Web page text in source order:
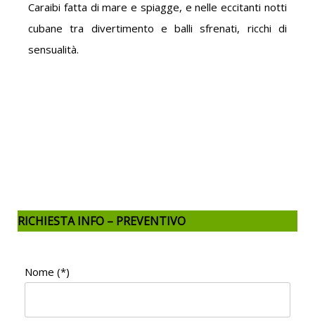
Caraibi fatta di mare e spiagge, e nelle eccitanti notti
cubane tra divertimento e balli sfrenati, ricchi di
sensualità.
RICHIESTA INFO – PREVENTIVO
Nome (*)